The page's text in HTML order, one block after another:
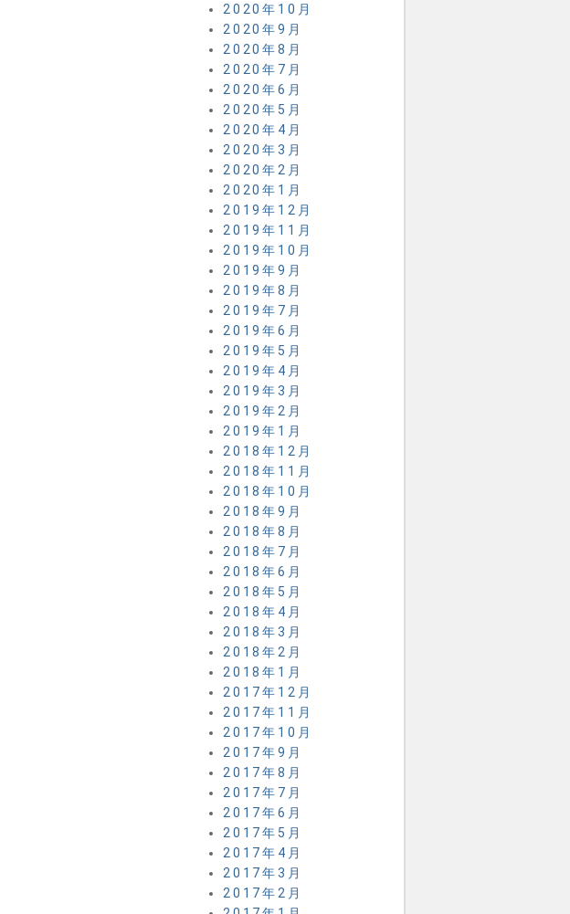
2020年10月
2020年9月
2020年8月
2020年7月
2020年6月
2020年5月
2020年4月
2020年3月
2020年2月
2020年1月
2019年12月
2019年11月
2019年10月
2019年9月
2019年8月
2019年7月
2019年6月
2019年5月
2019年4月
2019年3月
2019年2月
2019年1月
2018年12月
2018年11月
2018年10月
2018年9月
2018年8月
2018年7月
2018年6月
2018年5月
2018年4月
2018年3月
2018年2月
2018年1月
2017年12月
2017年11月
2017年10月
2017年9月
2017年8月
2017年7月
2017年6月
2017年5月
2017年4月
2017年3月
2017年2月